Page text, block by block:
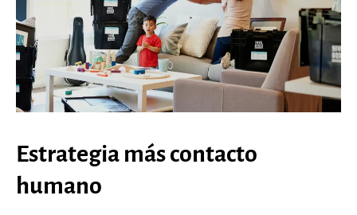
Estrategia más contacto
humano